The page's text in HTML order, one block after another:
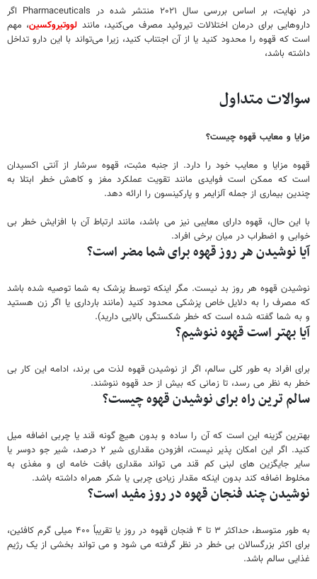
در نهایت، بر اساس بررسی سال ۲۰۲۱ منتشر شده در Pharmaceuticals اگر
داروهایی برای درمان اختلالات تیروئید مصرف می‌کنید، مانند لووتیروکسین، مهم
است که قهوه را محدود کنید یا از آن اجتناب کنید، زیرا می‌تواند با این دارو تداخل
داشته باشد،
سوالات متداول
مزایا و معایب قهوه چیست؟
قهوه مزایا و معایب خود را دارد. از جنبه مثبت، قهوه سرشار از آنتی اکسیدان
است که ممکن است فوایدی مانند تقویت عملکرد مغز و کاهش خطر ابتلا به
چندین بیماری از جمله آلزایمر و پارکینسون را ارائه دهد.
با این حال، قهوه دارای معایبی نیز می باشد، مانند ارتباط آن با افزایش خطر بی
خوابی و اضطراب در میان برخی افراد.
آیا نوشیدن هر روز قهوه برای شما مضر است؟
نوشیدن قهوه هر روز بد نیست. مگر اینکه توسط پزشک به شما توصیه شده باشد
که مصرف را به دلایل خاص پزشکی محدود کنید (مانند بارداری یا اگر زن هستید
و به شما گفته شده است که خطر شکستگی بالایی دارید).
آیا بهتر است قهوه ننوشیم؟
برای افراد به طور کلی سالم، اگر از نوشیدن قهوه لذت می برند، ادامه این کار بی
خطر به نظر می رسد، تا زمانی که بیش از حد قهوه ننوشند.
سالم ترین راه برای نوشیدن قهوه چیست؟
بهترین گزینه این است که آن را ساده و بدون هیچ گونه قند یا چربی اضافه میل
کنید. اگر این امکان پذیر نیست، افزودن مقداری شیر ۲ درصد، شیر جو دوسر یا
سایر جایگزین های لبنی کم قند می تواند مقداری بافت خامه ای و مغذی به
مخلوط اضافه کند بدون اینکه مقدار زیادی چربی یا شکر همراه داشته باشد.
نوشیدن چند فنجان قهوه در روز مفید است؟
به طور متوسط، حداکثر ۳ تا ۴ فنجان قهوه در روز یا تقریباً ۴۰۰ میلی گرم کافئین،
برای اکثر بزرگسالان بی خطر در نظر گرفته می شود و می تواند بخشی از یک رژیم
غذایی سالم باشد.